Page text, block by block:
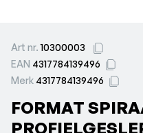
Art nr.10300003
EAN 4317784139496
Merk 4317784139496
FORMAT